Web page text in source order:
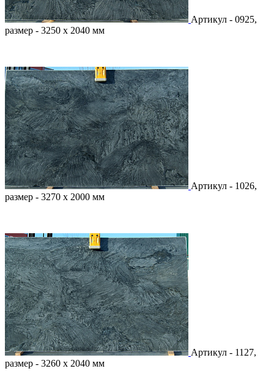
Артикул - 0925,
размер - 3250 х 2040 мм
Артикул - 1026,
размер - 3270 х 2000 мм
Артикул - 1127,
размер - 3260 х 2040 мм